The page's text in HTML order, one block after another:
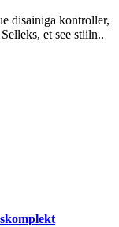
disainiga kontroller,
et see stiiln..